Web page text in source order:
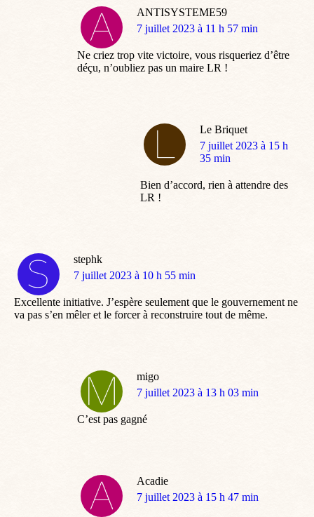
ANTISYSTEME59
dit
7 juillet 2023 à 11 h 57 min
Ne criez trop vite victoire, vous risqueriez d’être
déçu, n’oubliez pas un maire LR !
Le Briquet
dit
:
7 juillet 2023 à 15 h
35 min
Bien d’accord, rien à attendre des
LR !
stephk
dit
7 juillet 2023 à 10 h 55 min
Excellente initiative. J’espère seulement que le gouvernement ne
va pas s’en mêler et le forcer à reconstruire tout de même.
migo
dit
7 juillet 2023 à 13 h 03 min
C’est pas gagné
Acadie
dit
7 juillet 2023 à 15 h 47 min